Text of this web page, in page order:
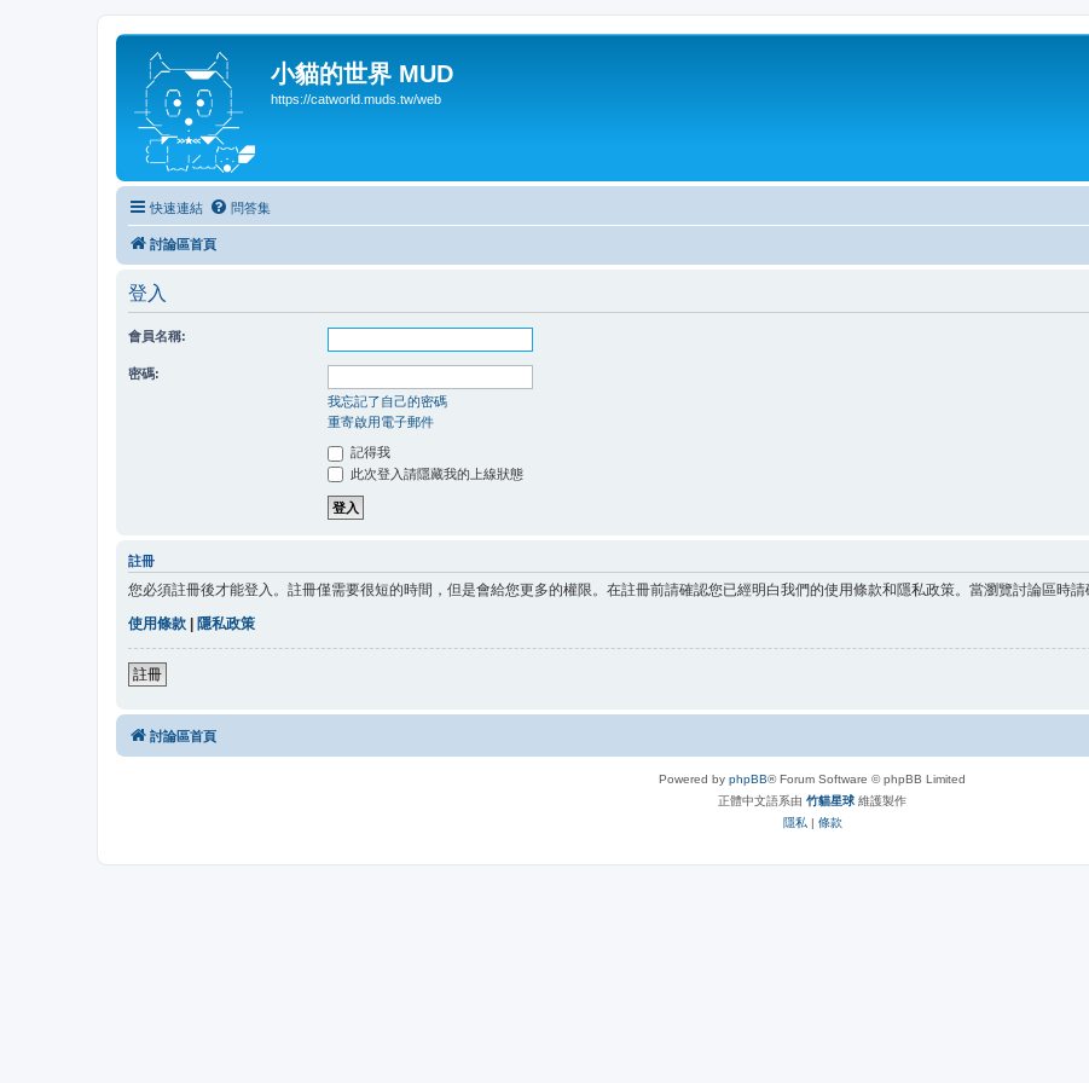
小貓的世界 MUD
https://catworld.muds.tw/web
快速連結 問答集
討論區首頁
登入
會員名稱:
密碼:
我忘記了自己的密碼
重寄啟用電子郵件
記得我
此次登入請隱藏我的上線狀態
註冊
您必須註冊後才能登入。註冊僅需要很短的時間，但是會給您更多的權限。在註冊前請確認您已經明白我們的使用條款和隱私政策。當瀏覽討論區時請
使用條款 | 隱私政策
註冊
討論區首頁
Powered by phpBB® Forum Software © phpBB Limited
正體中文語系由 竹貓星球 維護製作
隱私 | 條款